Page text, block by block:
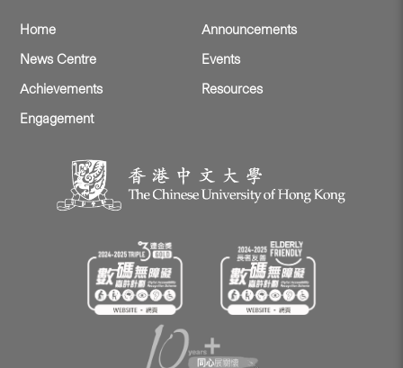
Home
Announcements
News Centre
Events
Achievements
Resources
Engagement